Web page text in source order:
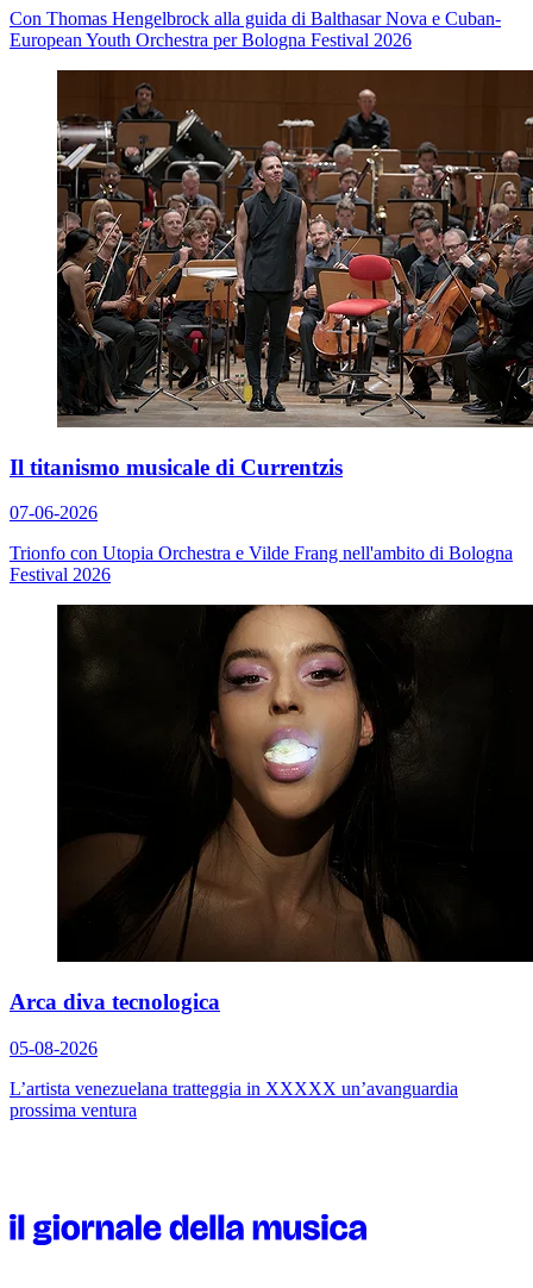
Con Thomas Hengelbrock alla guida di Balthasar Nova e Cuban-
European Youth Orchestra per Bologna Festival 2026
Il titanismo musicale di Currentzis
07-06-2026
Trionfo con Utopia Orchestra e Vilde Frang nell'ambito di Bologna
Festival 2026
Arca diva tecnologica
05-08-2026
L’artista venezuelana tratteggia in XXXXX un’avanguardia
prossima ventura